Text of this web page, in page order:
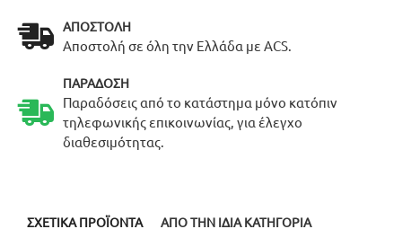
ΑΠΟΣΤΟΛΉ
Αποστολή σε όλη την Ελλάδα με ACS.
ΠΑΡΆΔΟΣΗ
Παραδόσεις από το κατάστημα μόνο κατόπιν
τηλεφωνικής επικοινωνίας, για έλεγχο
διαθεσιμότητας.
ΣΧΕΤΙΚΆ ΠΡΟΪΌΝΤΑ ΑΠΌ ΤΗΝ ΊΔΙΑ ΚΑΤΗΓΟΡΊΑ